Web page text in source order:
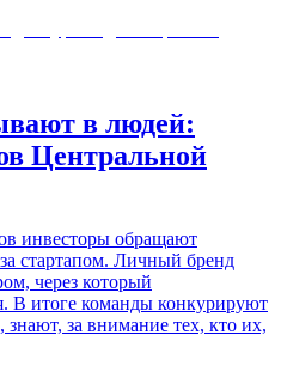
в людей:
Центральной
инвесторы обращают
стартапом. Личный бренд
через который
В итоге команды конкурируют
знают, за внимание тех, кто их,